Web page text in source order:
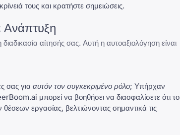
τους και κρατήστε σημειώσεις.
Ανάπτυξη
διαδικασία αίτησής σας. Αυτή η αυτοαξιολόγηση είναι
σας για αυτόν τον συγκεκριμένο ρόλο; Υπήρχαν
μπορεί να βοηθήσει να διασφαλίσετε ότι το
θέσεων εργασίας, βελτιώνοντας σημαντικά τις